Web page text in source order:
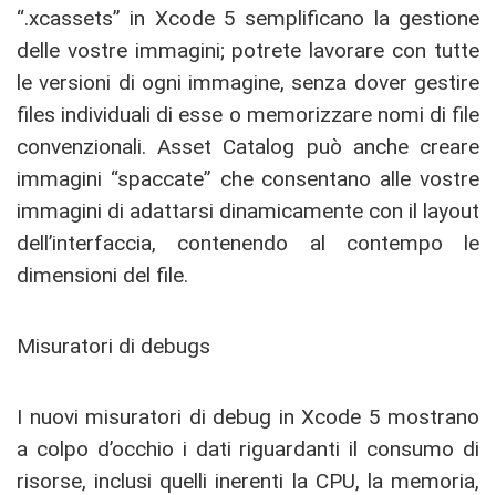
“.xcassets” in Xcode 5 semplificano la gestione
delle vostre immagini; potrete lavorare con tutte
le versioni di ogni immagine, senza dover gestire
files individuali di esse o memorizzare nomi di file
convenzionali. Asset Catalog può anche creare
immagini “spaccate” che consentano alle vostre
immagini di adattarsi dinamicamente con il layout
dell’interfaccia, contenendo al contempo le
dimensioni del file.
Misuratori di debugs
I nuovi misuratori di debug in Xcode 5 mostrano
a colpo d’occhio i dati riguardanti il consumo di
risorse, inclusi quelli inerenti la CPU, la memoria,